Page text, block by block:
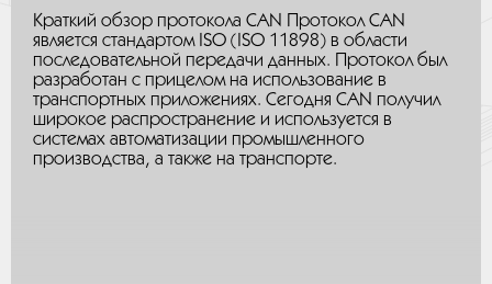
Краткий обзор протокола CAN Протокол CAN
является стандартом ISO (ISO 11898) в области
последовательной передачи данных. Протокол был
разработан с прицелом на использование в
транспортных приложениях. Сегодня CAN получил
широкое распространение и используется в
системах автоматизации промышленного
производства, а также на транспорте.